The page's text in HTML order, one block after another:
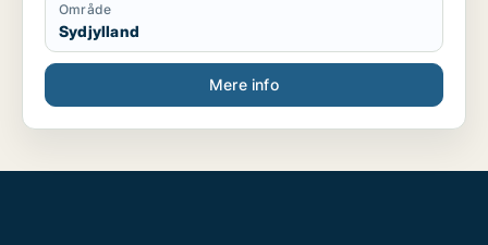
Område
Sydjylland
Mere info